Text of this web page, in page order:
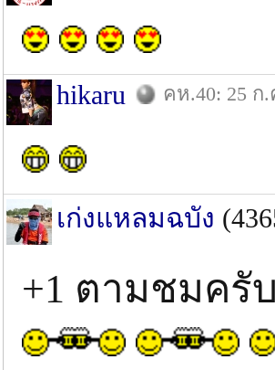
hikaru คห.40: 25 ก.
เก่งแหลมฉบัง
+1 ตามชมครับ